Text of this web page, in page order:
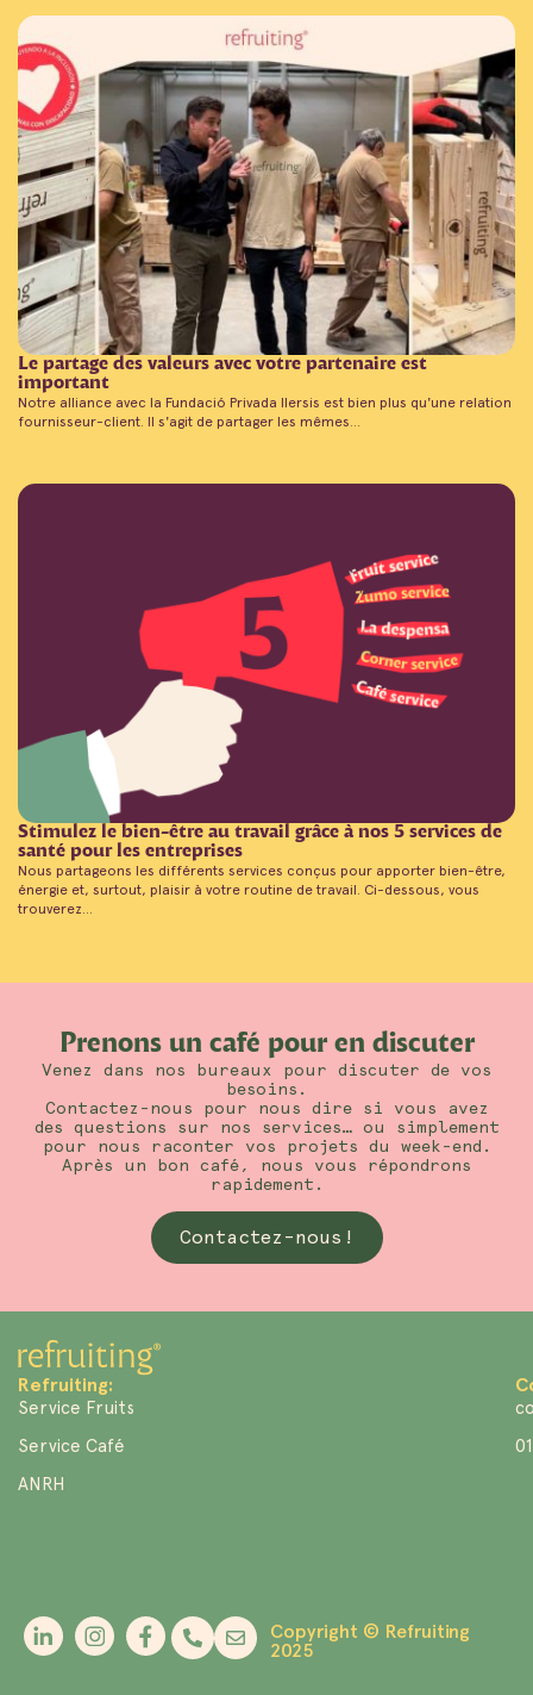
Le partage des valeurs avec votre partenaire est
important
Notre alliance avec la Fundació Privada Ilersis est bien plus qu'une relation
fournisseur-client. Il s'agit de partager les mêmes...
Stimulez le bien-être au travail grâce à nos 5 services de
santé pour les entreprises
Nous partageons les différents services conçus pour apporter bien-être,
énergie et, surtout, plaisir à votre routine de travail. Ci-dessous, vous
trouverez...
Prenons un café pour en discuter
Venez dans nos bureaux pour discuter de vos
besoins.
Contactez-nous pour nous dire si vous avez
des questions sur nos services… ou simplement
pour nous raconter vos projets du week-end.
Après un bon café, nous vous répondrons
rapidement.
Contactez-nous!
Refruiting:
Service Fruits
Service Café
ANRH
Copyright © Refruiting
2025